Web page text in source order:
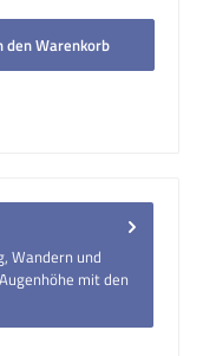
benutze die Schaltflächen um
den Warenkorb
Wandern und
mit den